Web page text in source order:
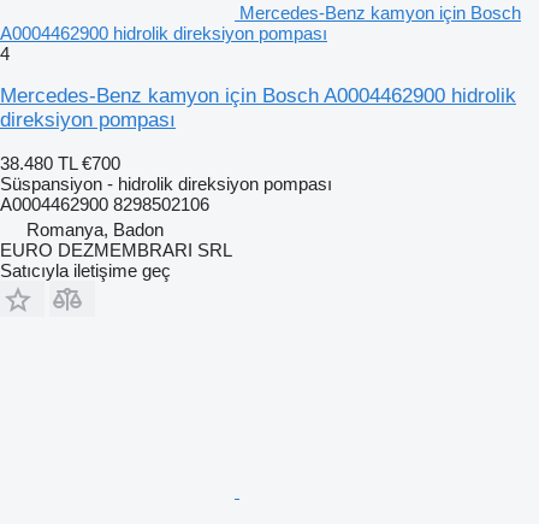
Mercedes-Benz kamyon için Bosch
A0004462900 hidrolik direksiyon pompası
4
Mercedes-Benz kamyon için Bosch A0004462900 hidrolik
direksiyon pompası
38.480 TL €700
Süspansiyon - hidrolik direksiyon pompası
A0004462900 8298502106
Romanya, Badon
EURO DEZMEMBRARI SRL
Satıcıyla iletişime geç